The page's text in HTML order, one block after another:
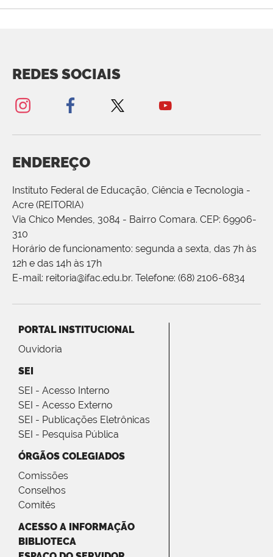
REDES SOCIAIS
ENDEREÇO
Instituto Federal de Educação, Ciência e Tecnologia -
Acre (REITORIA)
Via Chico Mendes, 3084 - Bairro Comara. CEP: 69906-
310
Horário de funcionamento: segunda a sexta, das 7h às
12h e das 14h às 17h
E-mail: reitoria@ifac.edu.br. Telefone: (68) 2106-6834
PORTAL INSTITUCIONAL
Ouvidoria
SEI
SEI - Acesso Interno
SEI - Acesso Externo
SEI - Publicações Eletrônicas
SEI - Pesquisa Pública
ÓRGÃOS COLEGIADOS
Comissões
Conselhos
Comitês
ACESSO A INFORMAÇÃO
BIBLIOTECA